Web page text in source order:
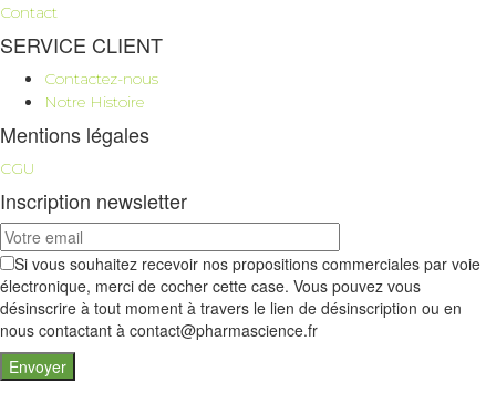
Contact
SERVICE CLIENT
Contactez-nous
Notre Histoire
Mentions légales
CGU
Inscription newsletter
Si vous souhaitez recevoir nos propositions commerciales par voie
électronique, merci de cocher cette case. Vous pouvez vous
désinscrire à tout moment à travers le lien de désinscription ou en
nous contactant à contact@pharmascience.fr